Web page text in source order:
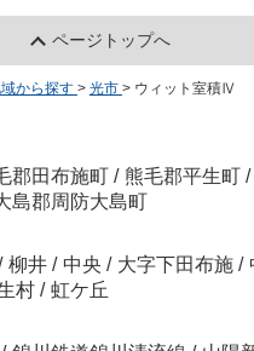
ページトップへ
から探す > 光市 > ウィット室積Ⅳ
郡田布施町 / 熊毛郡平生町 /
島郡周防大島町
柳井 / 中央 / 大字下田布施 /
村 / 虹ケ丘